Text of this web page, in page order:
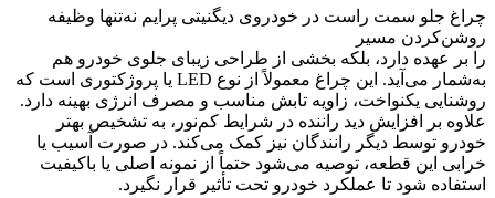
چراغ جلو سمت راست در خودروی دیگنیتی پرایم نه‌تنها وظیفه
روشن‌کردن مسیر
را بر عهده دارد، بلکه بخشی از طراحی زیبای جلوی خودرو هم
به‌شمار می‌آید. این چراغ معمولاً از نوع LED یا پروژکتوری است که
روشنایی یکنواخت، زاویه تابش مناسب و مصرف انرژی بهینه دارد.
علاوه بر افزایش دید راننده در شرایط کم‌نور، به تشخیص بهتر
خودرو توسط دیگر رانندگان نیز کمک می‌کند. در صورت آسیب یا
خرابی این قطعه، توصیه می‌شود حتماً از نمونه اصلی یا باکیفیت
استفاده شود تا عملکرد خودرو تحت تأثیر قرار نگیرد.